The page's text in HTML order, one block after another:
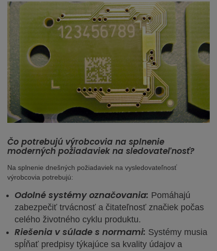
Čo potrebujú výrobcovia na splnenie
moderných požiadaviek na sledovateľnosť?
Na splnenie dnešných požiadaviek na vysledovateľnosť
výrobcovia potrebujú:
Odolné systémy označovania: Pomáhajú
zabezpečiť trvácnosť a čitateľnosť značiek počas
celého životného cyklu produktu.
Riešenia v súlade s normami: Systémy musia
spĺňať predpisy týkajúce sa kvality údajov a